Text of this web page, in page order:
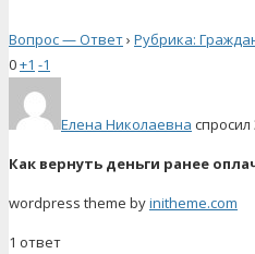
Вопрос — Ответ› Рубрика:
0+1 -1
Елена Николаевна
Как вернуть деньги ранее
wordpress theme byinitheme.com
1 ответ